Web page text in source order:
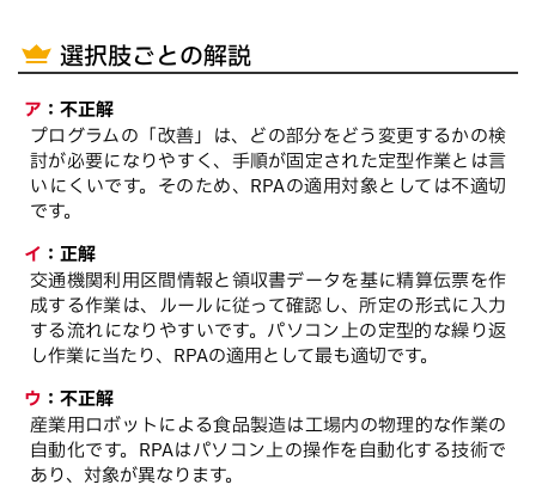
選択肢ごとの解説
ア ： 不正解
プログラムの「改善」は、どの部分をどう変更するかの検
討が必要になりやすく、手順が固定された定型作業とは言
いにくいです。そのため、RPAの適用対象としては不適切
です。
イ ： 正解
交通機関利用区間情報と領収書データを基に精算伝票を作
成する作業は、ルールに従って確認し、所定の形式に入力
する流れになりやすいです。パソコン上の定型的な繰り返
し作業に当たり、RPAの適用として最も適切です。
ウ ： 不正解
産業用ロボットによる食品製造は工場内の物理的な作業の
自動化です。RPAはパソコン上の操作を自動化する技術で
あり、対象が異なります。